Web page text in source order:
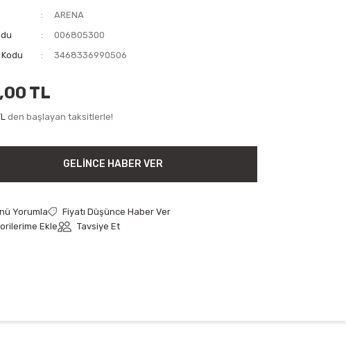
ARENA
006805300
3468336990506
TL
den başlayan taksitlerle!
GELINCE HABER VER
Yorumla
Fiyatı Düşünce Haber Ver
Tavsiye Et